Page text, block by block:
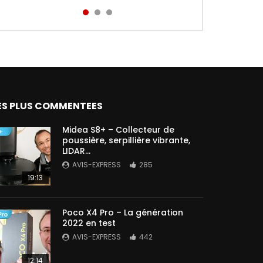
PLUS COMMENTEES
19:13
Midea S8+ – Collecteur de
poussière, serpillière vibrante,
LIDAR…
AVIS-EXPRESS 285
12:14
Poco X4 Pro – La génération
2022 en test
AVIS-EXPRESS 442